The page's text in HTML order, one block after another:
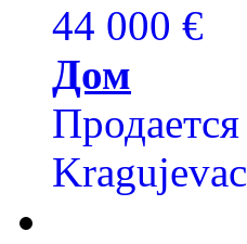
44 000 €
Дом